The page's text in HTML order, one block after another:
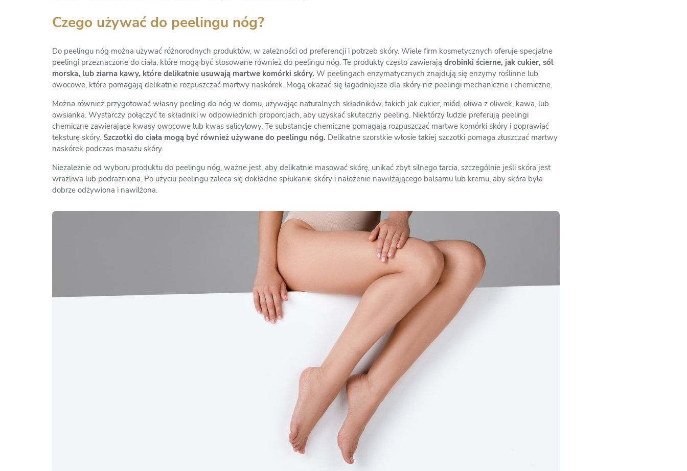
Czego używać do peelingu nóg?
Do peelingu nóg można używać różnorodnych produktów, w zależności od preferencji i potrzeb skóry. Wiele firm kosmetycznych oferuje specjalne
peelingi przeznaczone do ciała, które mogą być stosowane również do peelingu nóg. Te produkty często zawierają drobinki ścierne, jak cukier, sól
morska, lub ziarna kawy, które delikatnie usuwają martwe komórki skóry. W peelingach enzymatycznych znajdują się enzymy roślinne lub
owocowe, które pomagają delikatnie rozpuszczać martwy naskórek. Mogą okazać się łagodniejsze dla skóry niż peelingi mechaniczne i chemiczne.
Można również przygotować własny peeling do nóg w domu, używając naturalnych składników, takich jak cukier, miód, oliwa z oliwek, kawa, lub
owsianka. Wystarczy połączyć te składniki w odpowiednich proporcjach, aby uzyskać skuteczny peeling. Niektórzy ludzie preferują peelingi
chemiczne zawierające kwasy owocowe lub kwas salicylowy. Te substancje chemiczne pomagają rozpuszczać martwe komórki skóry i poprawiać
teksturę skóry. Szczotki do ciała mogą być również używane do peelingu nóg. Delikatne szorstkie włosie takiej szczotki pomaga złuszczać martwy
naskórek podczas masażu skóry.
Niezależnie od wyboru produktu do peelingu nóg, ważne jest, aby delikatnie masować skórę, unikać zbyt silnego tarcia, szczególnie jeśli skóra jest
wrażliwa lub podrażniona. Po użyciu peelingu zaleca się dokładne spłukanie skóry i nałożenie nawilżającego balsamu lub kremu, aby skóra była
dobrze odżywiona i nawilżona.